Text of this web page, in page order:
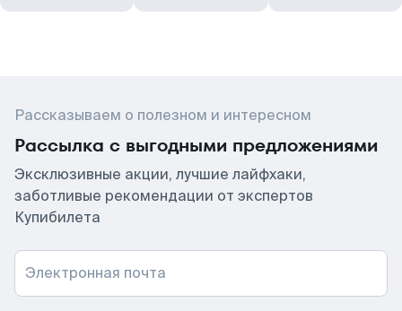
Рассказываем о полезном и интересном
Рассылка с выгодными предложениями
Эксклюзивные акции, лучшие лайфхаки,
заботливые рекомендации от экспертов
Купибилета
Электронная почта